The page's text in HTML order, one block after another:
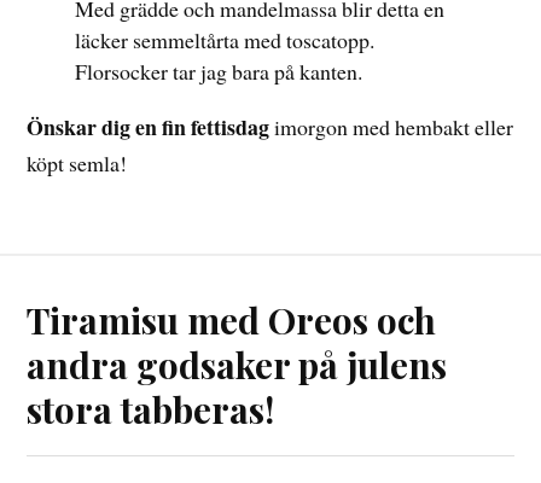
Med grädde och mandelmassa blir detta en
läcker semmeltårta med toscatopp.
Florsocker tar jag bara på kanten.
Önskar dig en fin fettisdagimorgon med hembakt eller
köpt semla!
Tiramisu med Oreos och
andra godsaker på julens
stora tabberas!